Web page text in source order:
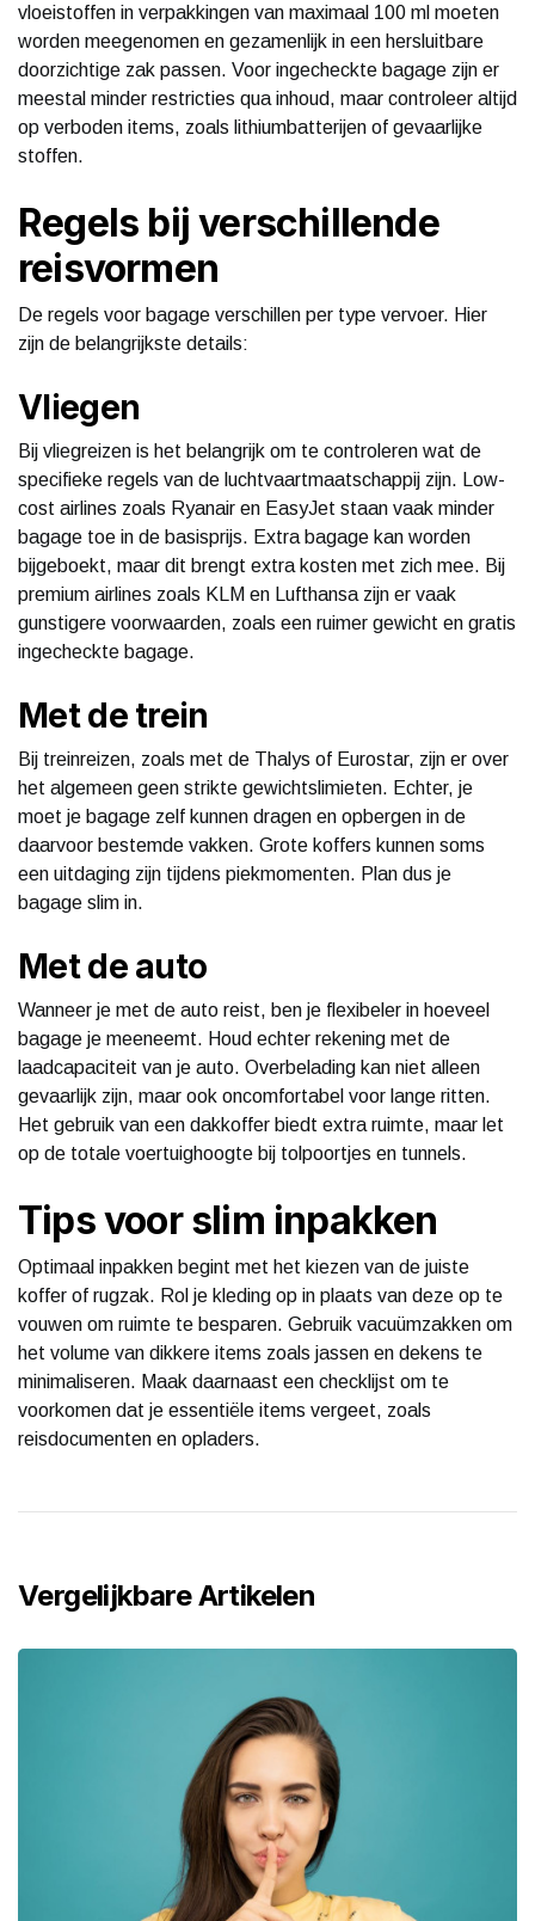
vloeistoffen in verpakkingen van maximaal 100 ml moeten
worden meegenomen en gezamenlijk in een hersluitbare
doorzichtige zak passen. Voor ingecheckte bagage zijn er
meestal minder restricties qua inhoud, maar controleer altijd
op verboden items, zoals lithiumbatterijen of gevaarlijke
stoffen.
Regels bij verschillende
reisvormen
De regels voor bagage verschillen per type vervoer. Hier
zijn de belangrijkste details:
Vliegen
Bij vliegreizen is het belangrijk om te controleren wat de
specifieke regels van de luchtvaartmaatschappij zijn. Low-
cost airlines zoals Ryanair en EasyJet staan vaak minder
bagage toe in de basisprijs. Extra bagage kan worden
bijgeboekt, maar dit brengt extra kosten met zich mee. Bij
premium airlines zoals KLM en Lufthansa zijn er vaak
gunstigere voorwaarden, zoals een ruimer gewicht en gratis
ingecheckte bagage.
Met de trein
Bij treinreizen, zoals met de Thalys of Eurostar, zijn er over
het algemeen geen strikte gewichtslimieten. Echter, je
moet je bagage zelf kunnen dragen en opbergen in de
daarvoor bestemde vakken. Grote koffers kunnen soms
een uitdaging zijn tijdens piekmomenten. Plan dus je
bagage slim in.
Met de auto
Wanneer je met de auto reist, ben je flexibeler in hoeveel
bagage je meeneemt. Houd echter rekening met de
laadcapaciteit van je auto. Overbelading kan niet alleen
gevaarlijk zijn, maar ook oncomfortabel voor lange ritten.
Het gebruik van een dakkoffer biedt extra ruimte, maar let
op de totale voertuighoogte bij tolpoortjes en tunnels.
Tips voor slim inpakken
Optimaal inpakken begint met het kiezen van de juiste
koffer of rugzak. Rol je kleding op in plaats van deze op te
vouwen om ruimte te besparen. Gebruik vacuümzakken om
het volume van dikkere items zoals jassen en dekens te
minimaliseren. Maak daarnaast een checklijst om te
voorkomen dat je essentiële items vergeet, zoals
reisdocumenten en opladers.
Vergelijkbare Artikelen